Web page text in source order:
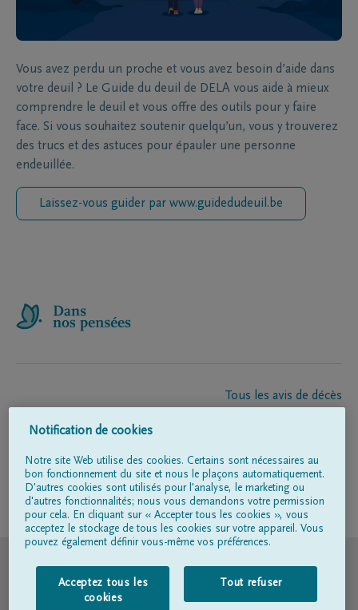
Vous avez perdu un proche et vous avez besoin d’aide dans
votre deuil ? Le Guide du deuil de DELA vous aide à mieux
comprendre le deuil et vous offre des outils pour y faire
face. Si vous souhaitez soutenir quelqu’un, vous y trouverez
des trucs et des astuces pour épauler une personne
endeuillée.
Laissez-vous guider par www.guidedudeuil.be
Tous les avis de décès
Entrepreneur de pompes funèbres
Suivez-nous sur
Conditions d'utilisation
Notification de cookies
Notre site Web utilise des cookies. Certains sont nécessaires au
bon fonctionnement du site et nous le plaçons automatiquement.
D'autres cookies sont utilisés pour l'analyse, le marketing ou
d'autres fonctionnalités; nous vous demandons votre permission
pour cela. En cliquant sur « Accepter tous les cookies », vous
acceptez le stockage de tous les cookies sur votre appareil. Vous
pouvez également définir vous-même vos préférences.
Acceptez tous les
cookies
Tout refuser